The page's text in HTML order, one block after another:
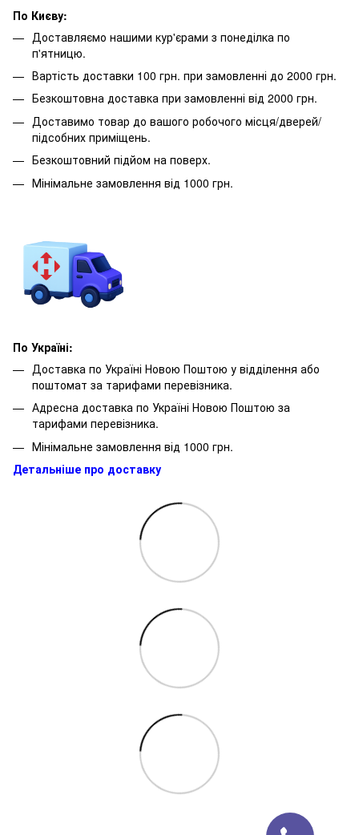
По Києву:
Доставляємо нашими кур'єрами з понеділка по
п'ятницю.
Вартість доставки 100 грн. при замовленні до 2000 грн.
Безкоштовна доставка при замовленні від 2000 грн.
Доставимо товар до вашого робочого місця/дверей/
підсобних приміщень.
Безкоштовний підйом на поверх.
Мінімальне замовлення від 1000 грн.
По Україні:
Доставка по Україні Новою Поштою у відділення або
поштомат за тарифами перевізника.
Адресна доставка по Україні Новою Поштою за
тарифами перевізника.
Мінімальне замовлення від 1000 грн.
Детальніше про доставку